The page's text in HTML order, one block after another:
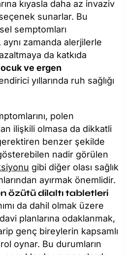
kıyasla daha az invaziv
sunarlar. Bu
semptomları
zamanda alerjilerle
da katkıda
ve ergen
yıllarında ruh sağlığı
polen
ilişkili olmasa da dikkatli
benzer şekilde
nadir görülen
gibi diğer olası sağlık
ayırmak önemlidir.
özütü dilaltı tabletleri
da dahil olmak üzere
planlarına odaklanmak,
genç bireylerin kapsamlı
oynar. Bu durumların